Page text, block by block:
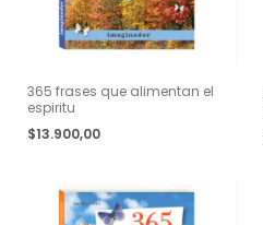
365 frases que alimentan el
espiritu
$13.900,00